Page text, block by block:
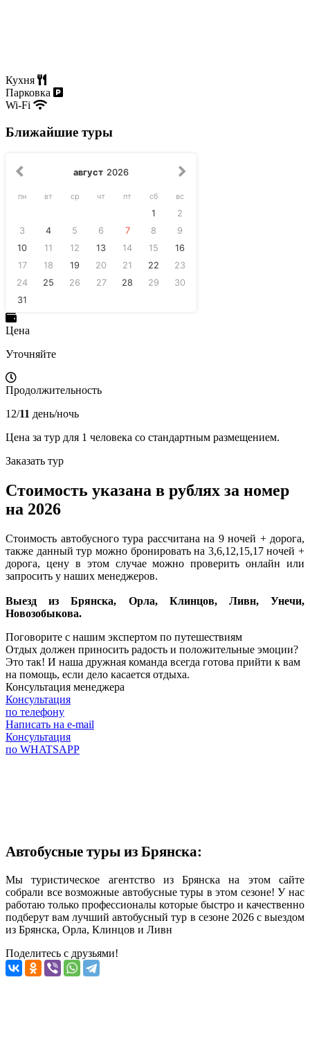
Кухня
Парковка
Wi-Fi
Ближайшие туры
август 2026
пн вт ср чт пт сб вс
1
2
3
4 5 6 7 8
9
10
11 12 13 14 15
16
17
18 19 20 21 22
23
24
25 26 27 28 29
30
31
Цена
Уточняйте
Продолжительность
12/11 день/ночь
Цена за тур для 1 человека со стандартным размещением.
Заказать тур
Стоимость указана в рублях за номер
на 2026
Стоимость автобусного тура рассчитана на 9 ночей + дорога,
также данный тур можно бронировать на 3,6,12,15,17 ночей +
дорога, цену в этом случае можно проверить онлайн или
запросить у наших менеджеров.
Выезд из Брянска, Орла, Клинцов, Ливн, Унечи,
Новозобыкова.
Поговорите с нашим экспертом по путешествиям
Отдых должен приносить радость и положительные эмоции?
Это так! И наша дружная команда всегда готова прийти к вам
на помощь, если дело касается отдыха.
Консультация менеджера
Консультация
по телефону
Написать на e-mail
Консультация
по WHATSAPP
Автобусные туры из Брянска:
Мы туристическое агентство из Брянска на этом сайте
собрали все возможные автобусные туры в этом сезоне! У нас
работаю только профессионалы которые быстро и качественно
подберут вам лучший автобусный тур в сезоне 2026 с выездом
из Брянска, Орла, Клинцов и Ливн
Поделитесь с друзьями!